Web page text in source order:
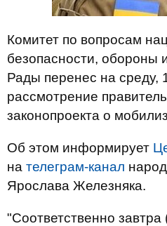
Комитет по вопросам
безопасности, обороны
Рады перенес на среду,
рассмотрение
законопроекта о
Об этом информирует
на телеграм-канал
Ярослава Железняка.
"Соответственно